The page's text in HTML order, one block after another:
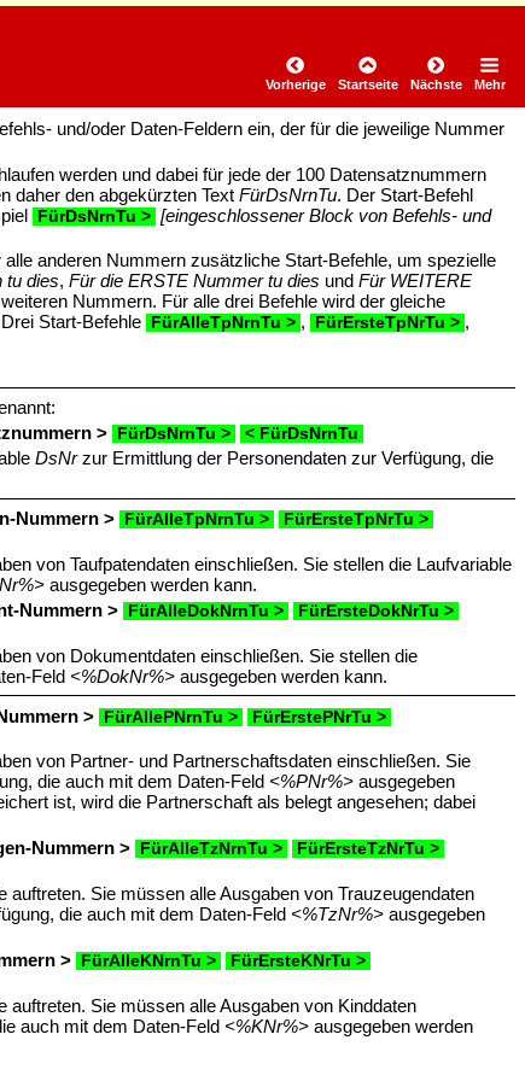
Vorherige Startseite Nächste Mehr
und/oder Daten-Feldern ein, der für die jeweilige Nummer
werden und dabei für jede der 100 Datensatznummern
daher den abgekürzten TextFürDsNrnTu. Der Start-Befehl
FürDsNrnTu > [eingeschlossener Block von Befehls- und
anderen Nummern zusätzliche Start-Befehle, um spezielle
tu dies,Für die ERSTE Nummer tu dies undFür WEITERE
Nummern. Für alle drei Befehle wird der gleiche
Start-Befehle
FürAlleTpNrnTu > , FürErsteTpNrTu > ,
>
FürDsNrnTu > < FürDsNrnTu
DsNrzur Ermittlung der Personendaten zur Verfügung, die
Nummern >
FürAlleTpNrnTu >
FürErsteTpNrTu >
von Taufpatendaten einschließen. Sie stellen die Laufvariable
ausgegeben werden kann.
Nummern >
FürAlleDokNrnTu >
FürErsteDokNrTu >
von Dokumentdaten einschließen. Sie stellen die
Feld <%DokNr%> ausgegeben werden kann.
> FürAllePNrnTu >
FürErstePNrTu >
von Partner- und Partnerschaftsdaten einschließen. Sie
die auch mit dem Daten-Feld <%PNr%> ausgegeben
ist, wird die Partnerschaft als belegt angesehen; dabei
Nummern >
FürAlleTzNrnTu >
FürErsteTzNrTu >
Sie müssen alle Ausgaben von Trauzeugendaten
die auch mit dem Daten-Feld <%TzNr%> ausgegeben
>
FürAlleKNrnTu >
FürErsteKNrTu >
Sie müssen alle Ausgaben von Kinddaten
auch mit dem Daten-Feld <%KNr%> ausgegeben werden